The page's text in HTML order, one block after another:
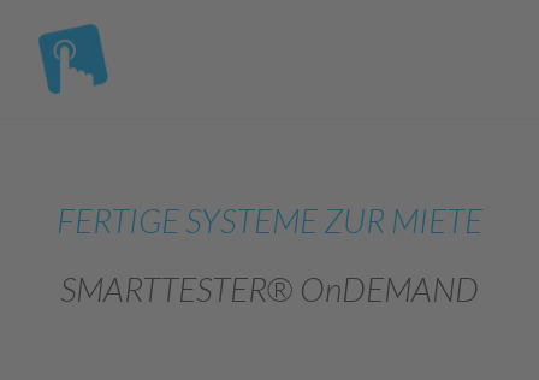
FERTIGE SYSTEME ZUR MIETE
SMARTTESTER® OnDEMAND